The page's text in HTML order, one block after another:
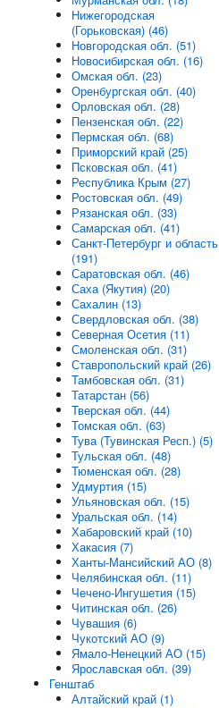
Нижегородская
(Горьковская) (46)
Новгородская обл. (51)
Новосибирская обл. (16)
Омская обл. (23)
Оренбургская обл. (40)
Орловская обл. (28)
Пензенская обл. (22)
Пермская обл. (68)
Приморский край (25)
Псковская обл. (41)
Республика Крым (27)
Ростовская обл. (49)
Рязанская обл. (33)
Самарская обл. (41)
Санкт-Петербург и область
(191)
Саратовская обл. (46)
Саха (Якутия) (20)
Сахалин (13)
Свердловская обл. (38)
Северная Осетия (11)
Смоленская обл. (31)
Ставропольский край (26)
Тамбовская обл. (31)
Татарстан (56)
Тверская обл. (44)
Томская обл. (63)
Тува (Тувинская Респ.) (5)
Тульская обл. (48)
Тюменская обл. (28)
Удмуртия (15)
Ульяновская обл. (15)
Уральская обл. (14)
Хабаровский край (10)
Хакасия (7)
Ханты-Мансийский АО (8)
Челябинская обл. (11)
Чечено-Ингушетия (15)
Читинская обл. (26)
Чувашия (6)
Чукотский АО (9)
Ямало-Ненецкий АО (15)
Ярославская обл. (39)
Генштаб
Алтайский край (1)